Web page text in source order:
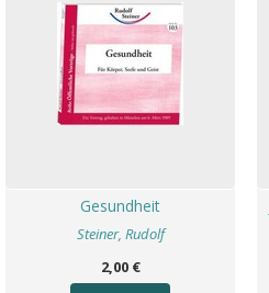
Gesundheit
Steiner, Rudolf
2,00 €